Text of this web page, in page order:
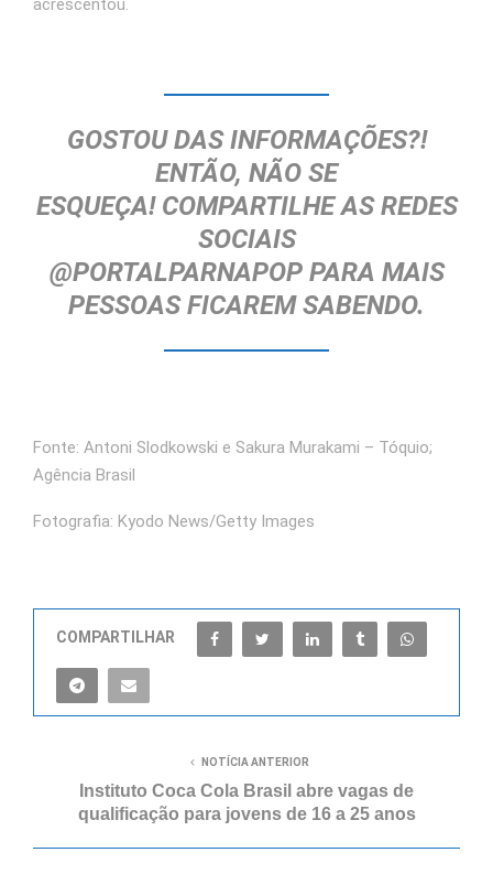
GOSTOU DAS INFORMAÇÕES?!
ENTÃO, NÃO SE
ESQUEÇA! COMPARTILHE AS REDES
SOCIAIS
@PORTALPARNAPOPPARA MAIS
PESSOAS FICAREM SABENDO.
Fonte: Antoni Slodkowski e Sakura Murakami – Tóquio;
Agência Brasil
Fotografia: Kyodo News/Getty Images
COMPARTILHAR
NOTÍCIA ANTERIOR
Instituto Coca Cola Brasil abre vagas de
qualificação para jovens de 16 a 25 anos